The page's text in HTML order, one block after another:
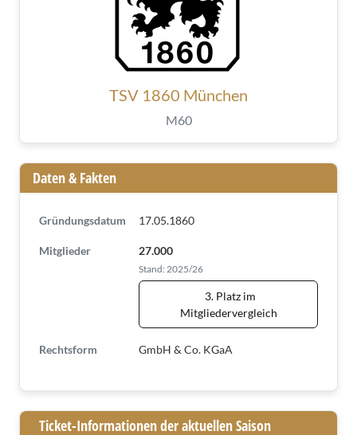
TSV 1860 München
M60
Daten & Fakten
Gründungsdatum 17.05.1860
Mitglieder 27.000
Stand: 2025/26
3. Platz im
Mitgliedervergleich
Rechtsform GmbH & Co. KGaA
Ticket-Informationen der aktuellen Saison